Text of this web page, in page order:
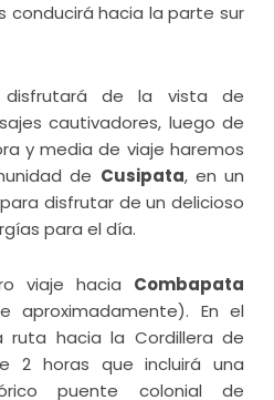
conducirá hacia la parte sur
de la vista de
cautivadores, luego de
y media de viaje haremos
de Cusipata, en un
disfrutar de un delicioso
para el día.
viaje hacia Combapata
aproximadamente). En el
ruta hacia la Cordillera de
2 horas que incluirá una
puente colonial de